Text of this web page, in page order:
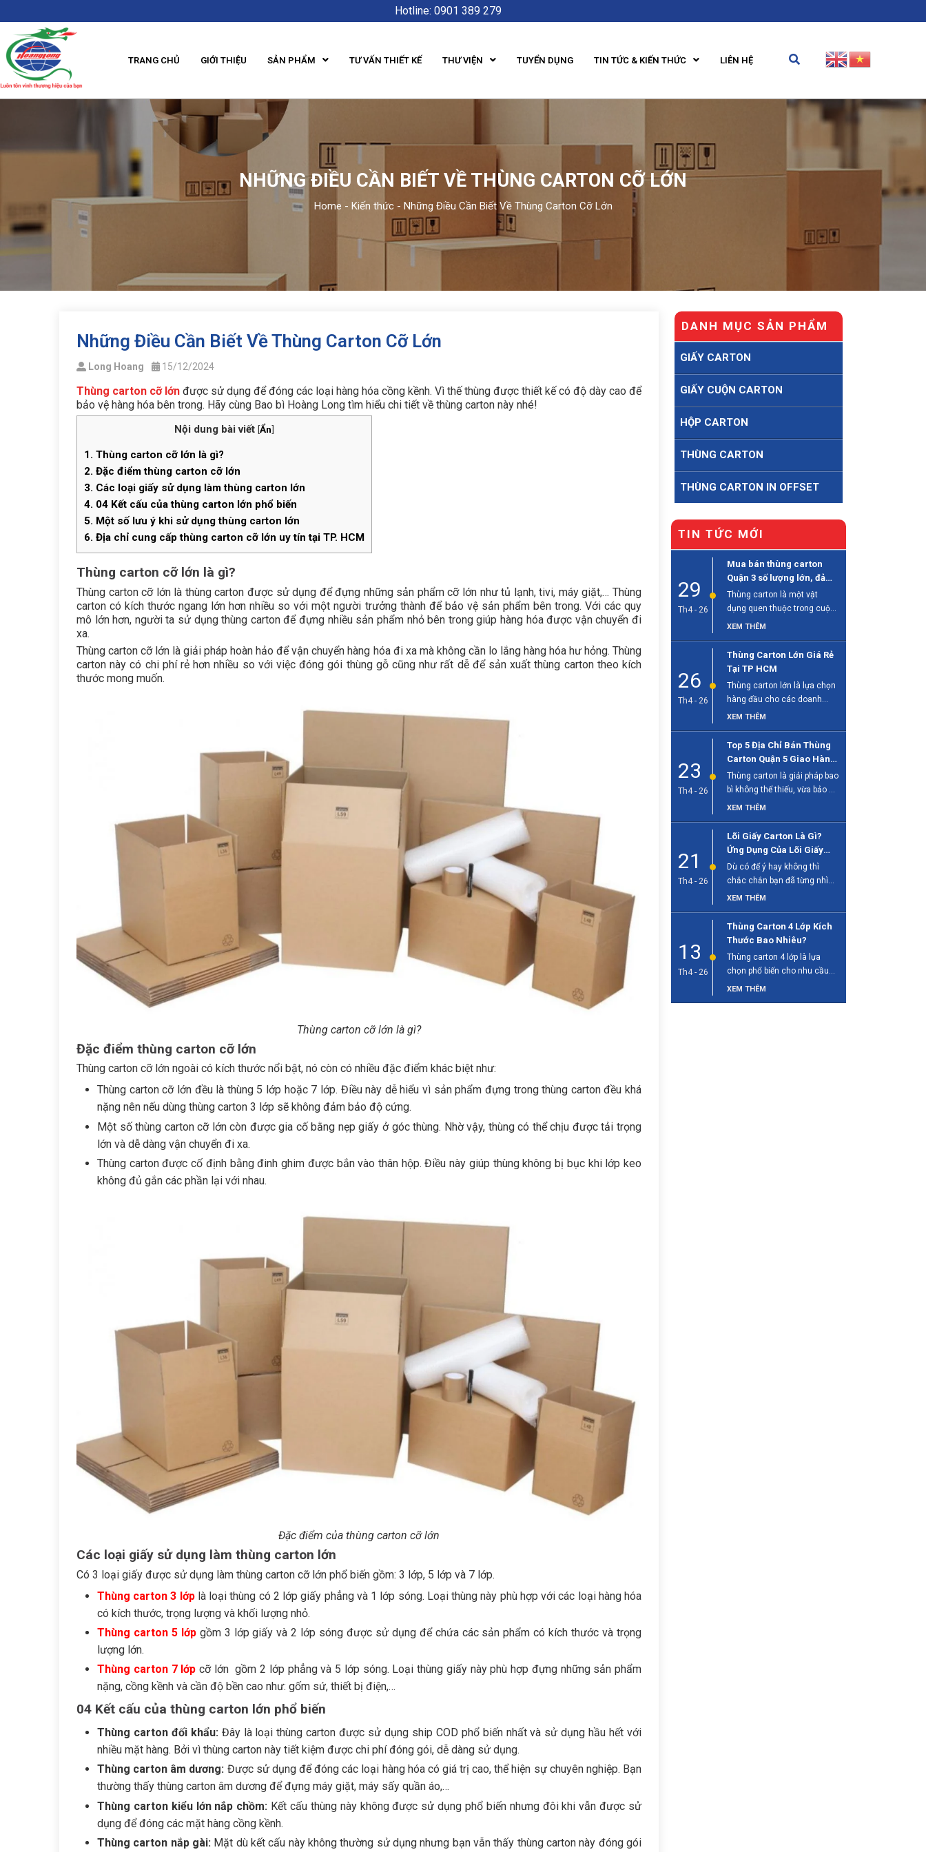
Hotline: 0901 389 279
TRANG CHỦ GIỚI THIỆU SẢN PHẨM TƯ VẤN THIẾT KẾ THƯ VIỆN TUYỂN DỤNG TIN TỨC & KIẾN THỨC LIÊN HỆ
NHỮNG ĐIỀU CẦN BIẾT VỀ THÙNG CARTON CỠ LỚN
Home - Kiến thức- Những Điều Cần Biết Về Thùng Carton Cỡ Lớn
Những Điều Cần Biết Về Thùng Carton Cỡ Lớn
Long Hoang 15/12/2024
Thùng carton cỡ lớn được sử dụng để đóng các loại hàng hóa cồng kềnh. Vì thế thùng được thiết kế có độ dày cao để
bảo vệ hàng hóa bên trong. Hãy cùng Bao bì Hoàng Long tìm hiểu chi tiết về thùng carton này nhé!
Nội dung bài viết [Ẩn]
1. Thùng carton cỡ lớn là gì?
2. Đặc điểm thùng carton cỡ lớn
3. Các loại giấy sử dụng làm thùng carton lớn
4. 04 Kết cấu của thùng carton lớn phổ biến
5. Một số lưu ý khi sử dụng thùng carton lớn
6. Địa chỉ cung cấp thùng carton cỡ lớn uy tín tại TP. HCM
Thùng carton cỡ lớn là gì?
Thùng carton cỡ lớn là thùng carton được sử dụng để đựng những sản phẩm cỡ lớn như tủ lạnh, tivi, máy giặt,… Thùng
carton có kích thước ngang lớn hơn nhiều so với một người trưởng thành để bảo vệ sản phẩm bên trong. Với các quy
mô lớn hơn, người ta sử dụng thùng carton để đựng nhiều sản phẩm nhỏ bên trong giúp hàng hóa được vận chuyển đi
xa.
Thùng carton cỡ lớn là giải pháp hoàn hảo để vận chuyển hàng hóa đi xa mà không cần lo lắng hàng hóa hư hỏng. Thùng
carton này có chi phí rẻ hơn nhiều so với việc đóng gói thùng gỗ cũng như rất dễ để sản xuất thùng carton theo kích
thước mong muốn.
Thùng carton cỡ lớn là gì?
Đặc điểm thùng carton cỡ lớn
Thùng carton cỡ lớn ngoài có kích thước nổi bật, nó còn có nhiều đặc điểm khác biệt như:
Thùng carton cỡ lớn đều là thùng 5 lớp hoặc 7 lớp. Điều này dễ hiểu vì sản phẩm đựng trong thùng carton đều khá
nặng nên nếu dùng thùng carton 3 lớp sẽ không đảm bảo độ cứng.
Một số thùng carton cỡ lớn còn được gia cố bằng nẹp giấy ở góc thùng. Nhờ vậy, thùng có thể chịu được tải trọng
lớn và dễ dàng vận chuyển đi xa.
Thùng carton được cố định bằng đinh ghim được bắn vào thân hộp. Điều này giúp thùng không bị bục khi lớp keo
không đủ gắn các phần lại với nhau.
Đặc điểm của thùng carton cỡ lớn
Các loại giấy sử dụng làm thùng carton lớn
Có 3 loại giấy được sử dụng làm thùng carton cỡ lớn phổ biến gồm: 3 lớp, 5 lớp và 7 lớp.
Thùng carton 3 lớplà loại thùng có 2 lớp giấy phẳng và 1 lớp sóng. Loại thùng này phù hợp với các loại hàng hóa
có kích thước, trọng lượng và khối lượng nhỏ.
Thùng carton 5 lớpgồm 3 lớp giấy và 2 lớp sóng được sử dụng để chứa các sản phẩm có kích thước và trọng
lượng lớn.
Thùng carton 7 lớp cỡ lớn gồm 2 lớp phẳng và 5 lớp sóng. Loại thùng giấy này phù hợp đựng những sản phẩm
nặng, cồng kềnh và cần độ bền cao như: gốm sứ, thiết bị điện,…
04 Kết cấu của thùng carton lớn phổ biến
Thùng carton đối khẩu:Đây là loại thùng carton được sử dụng ship COD phổ biến nhất và sử dụng hầu hết với
nhiều mặt hàng. Bởi vì thùng carton này tiết kiệm được chi phí đóng gói, dễ dàng sử dụng.
Thùng carton âm dương: Được sử dụng để đóng các loại hàng hóa có giá trị cao, thể hiện sự chuyên nghiệp. Bạn
thường thấy thùng carton âm dương để đựng máy giặt, máy sấy quần áo,…
Thùng carton kiểu lớn nắp chồm: Kết cấu thùng này không được sử dụng phổ biến nhưng đôi khi vẫn được sử
dụng để đóng các mặt hàng cồng kềnh.
Thùng carton nắp gài: Mặt dù kết cấu này không thường sử dụng nhưng bạn vẫn thấy thùng carton này đóng gói
DANH MỤC SẢN PHẨM
GIẤY CARTON
GIẤY CUỘN CARTON
HỘP CARTON
THÙNG CARTON
THÙNG CARTON IN OFFSET
TIN TỨC MỚI
29
Th4 - 26
Mua bán thùng carton
Quận 3 số lượng lớn, đảm
bảo chất lượng
Thùng carton là một vật
dụng quen thuộc trong cuộc
sống hiện đại, đặc biệt quan
XEM THÊM
26
Th4 - 26
Thùng Carton Lớn Giá Rẻ
Tại TP HCM
Thùng carton lớn là lựa chọn
hàng đầu cho các doanh
nghiệp cần đóng gói hàng [...]
XEM THÊM
23
Th4 - 26
Top 5 Địa Chỉ Bán Thùng
Carton Quận 5 Giao Hàng
Tận Nơi
Thùng carton là giải pháp bao
bì không thể thiếu, vừa bảo vệ
sản phẩm, vừa [...]
XEM THÊM
21
Th4 - 26
Lõi Giấy Carton Là Gì?
Ứng Dụng Của Lõi Giấy
Trong Công Nghiệp
Dù có để ý hay không thì
chắc chắn bạn đã từng nhìn
thấy lõi giấy [...]
XEM THÊM
13
Th4 - 26
Thùng Carton 4 Lớp Kích
Thước Bao Nhiêu?
Thùng carton 4 lớp là lựa
chọn phổ biến cho nhu cầu
đóng gói và vận [...]
XEM THÊM